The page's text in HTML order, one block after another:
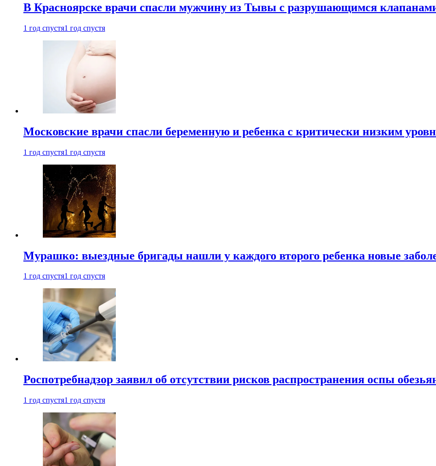
В Красноярске врачи спасли мужчину из Тывы с разрушающимся
1 год спустя1 год спустя
Московские врачи спасли беременную и ребенка с критически низким
1 год спустя1 год спустя
Мурашко: выездные бригады нашли у каждого второго ребенка новые
1 год спустя1 год спустя
Роспотребнадзор заявил об отсутствии рисков распространения оспы
1 год спустя1 год спустя